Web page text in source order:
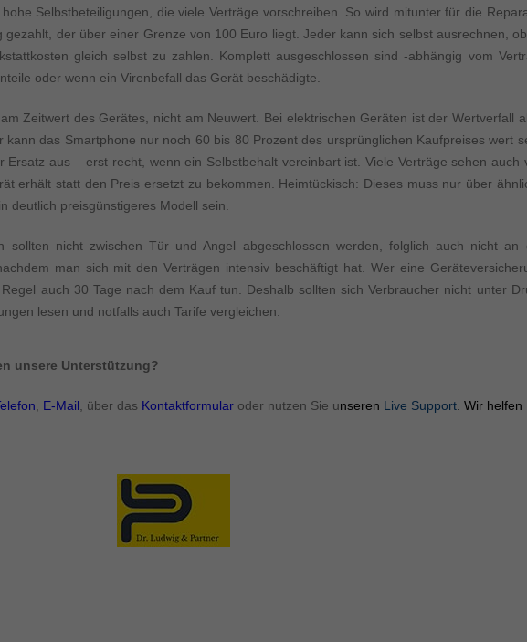
Selbstbeteiligungen, die viele Verträge vorschreiben. So wird mitunter für die
gezahlt, der über einer Grenze von 100 Euro liegt. Jeder kann sich selbst ausrechnen,
gleich selbst zu zahlen. Komplett ausgeschlossen sind -abhängig vom
oder wenn ein Virenbefall das Gerät beschädigte.
Zeitwert des Gerätes, nicht am Neuwert. Bei elektrischen Geräten ist der Wertverfall
kann das Smartphone nur noch 60 bis 80 Prozent des ursprünglichen Kaufpreises wert
Ersatz aus – erst recht, wenn ein Selbstbehalt vereinbart ist. Viele Verträge sehen auch
erhält statt den Preis ersetzt zu bekommen. Heimtückisch: Dieses muss nur über
deutlich preisgünstigeres Modell sein.
sollten nicht zwischen Tür und Angel abgeschlossen werden, folglich auch nicht an
man sich mit den Verträgen intensiv beschäftigt hat. Wer eine
auch 30 Tage nach dem Kauf tun. Deshalb sollten sich Verbraucher nicht unter
lesen und notfalls auch Tarife vergleichen.
unsere Unterstützung?
, E-Mail, über das Kontaktformular oder nutzen Sie unseren Live Support. Wir helfen
werden, bedarf der Zugriff auf diese Inhalte keiner manuellen Einwilligung mehr.
Cookie-Informationen anzeigen
powered by Borlabs Cookie